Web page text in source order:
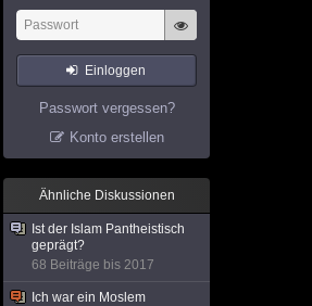
Einloggen
Passwort vergessen?
Konto erstellen
Ähnliche Diskussionen
Ist der Islam Pantheistisch
geprägt?
68 Beiträge bis 2017
Ich war ein Moslem